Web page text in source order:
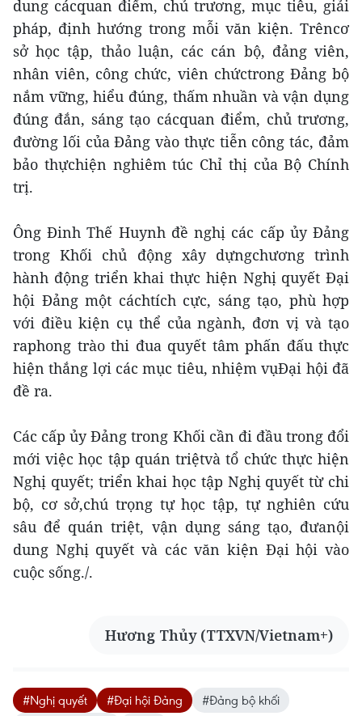
dung cácquan điểm, chủ trương, mục tiêu, giải
pháp, định hướng trong mỗi văn kiện. Trêncơ
sở học tập, thảo luận, các cán bộ, đảng viên,
nhân viên, công chức, viên chứctrong Đảng bộ
nắm vững, hiểu đúng, thấm nhuần và vận dụng
đúng đắn, sáng tạo cácquan điểm, chủ trương,
đường lối của Đảng vào thực tiễn công tác, đảm
bảo thựchiện nghiêm túc Chỉ thị của Bộ Chính
trị.
Ông Đinh Thế Huynh đề nghị các cấp ủy Đảng
trong Khối chủ động xây dựngchương trình
hành động triển khai thực hiện Nghị quyết Đại
hội Đảng một cáchtích cực, sáng tạo, phù hợp
với điều kiện cụ thể của ngành, đơn vị và tạo
raphong trào thi đua quyết tâm phấn đấu thực
hiện thắng lợi các mục tiêu, nhiệm vụĐại hội đã
đề ra.
Các cấp ủy Đảng trong Khối cần đi đầu trong đổi
mới việc học tập quán triệtvà tổ chức thực hiện
Nghị quyết; triển khai học tập Nghị quyết từ chi
bộ, cơ sở,chú trọng tự học tập, tự nghiên cứu
sâu để quán triệt, vận dụng sáng tạo, đưanội
dung Nghị quyết và các văn kiện Đại hội vào
cuộc sống./.
Hương Thủy (TTXVN/Vietnam+)
#Nghị quyết #Đại hội Đảng
#Đảng bộ khối